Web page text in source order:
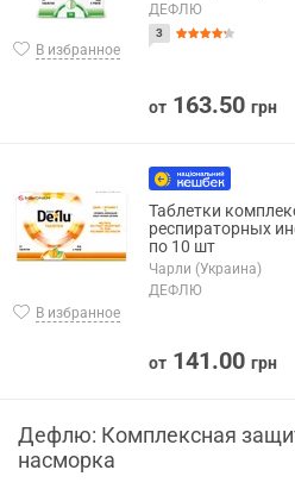
В избранное
ДЕФЛЮ
3
от 163.50 грн
В избранное
Таблетки
респираторных
по 10 шт
Чарли (Украина)
ДЕФЛЮ
от 141.00 грн
Дефлю: Комплексная
насморка